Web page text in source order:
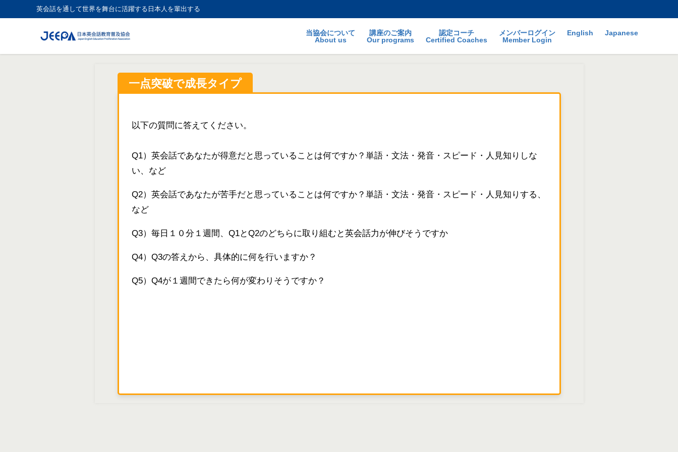
英会話を通して世界を舞台に活躍する日本人を輩出する
当協会について
About us
講座のご案内
Our programs
認定コーチ
Certified Coaches
メンバーログイン
Member Login
English Japanese
一点突破で成長タイプ
以下の質問に答えてください。
Q1）英会話であなたが得意だと思っていることは何ですか？単語・文法・発音・スピード・人見知りしな
い、など
Q2）英会話であなたが苦手だと思っていることは何ですか？単語・文法・発音・スピード・人見知りする、
など
Q3）毎日１０分１週間、Q1とQ2のどちらに取り組むと英会話力が伸びそうですか
Q4）Q3の答えから、具体的に何を行いますか？
Q5）Q4が１週間できたら何が変わりそうですか？